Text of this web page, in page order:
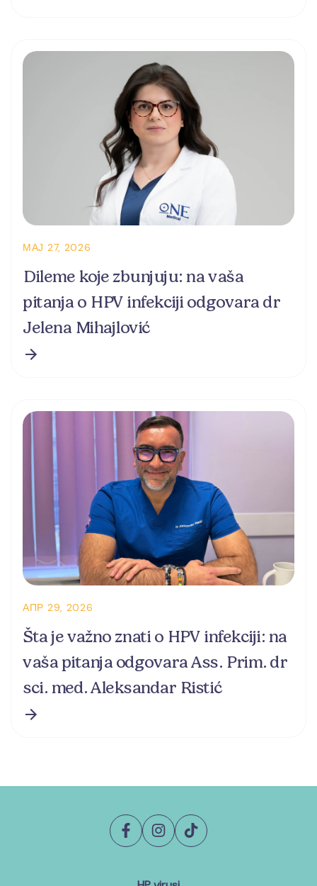
МАЈ 27, 2026
Dileme koje zbunjuju: na vaša
pitanja o HPV infekciji odgovara dr
Jelena Mihajlović
АПР 29, 2026
Šta je važno znati o HPV infekciji: na
vaša pitanja odgovara Ass. Prim. dr
sci. med. Aleksandar Ristić